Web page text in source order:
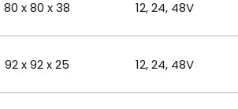
80 x 80 x 38 12, 24, 48V
92 x 92 x 25 12, 24, 48V